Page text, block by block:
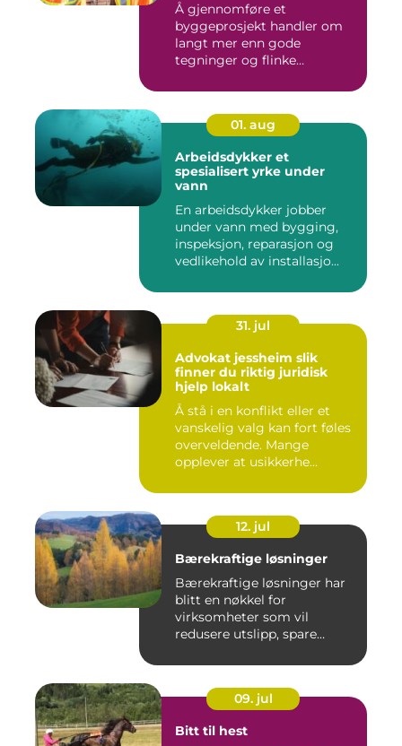
Å gjennomføre et
byggeprosjekt handler om
langt mer enn gode
tegninger og flinke
01. aug
Arbeidsdykker et
spesialisert yrke under
vann
En arbeidsdykker jobber
under vann med bygging,
inspeksjon, reparasjon og
vedlikehold av installasjo...
31. jul
Advokat jessheim slik
finner du riktig juridisk
hjelp lokalt
Å stå i en konflikt eller et
vanskelig valg kan fort føles
overveldende. Mange
opplever at usikkerhe...
12. jul
Bærekraftige løsninger
Bærekraftige løsninger har
blitt en nøkkel for
virksomheter som vil
redusere utslipp, spare
09. jul
Bitt til hest